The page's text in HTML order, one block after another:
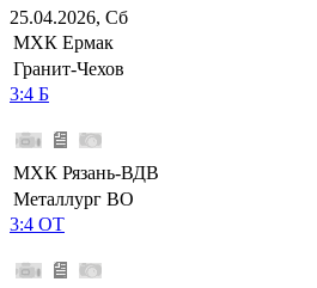
25.04.2026, Сб
МХК Ермак
Гранит-Чехов
3:4 Б
МХК Рязань-ВДВ
Металлург ВО
3:4 ОТ